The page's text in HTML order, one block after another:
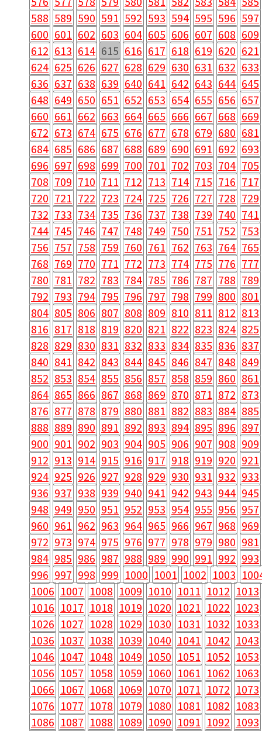
588 589 590 591 592 593 594 595 596 597
600 601 602 603 604 605 606 607 608 609
612 613 614 615 616 617 618 619 620 621
624 625 626 627 628 629 630 631 632 633
636 637 638 639 640 641 642 643 644 645
648 649 650 651 652 653 654 655 656 657
660 661 662 663 664 665 666 667 668 669
672 673 674 675 676 677 678 679 680 681
684 685 686 687 688 689 690 691 692 693
696 697 698 699 700 701 702 703 704 705
708 709 710 711 712 713 714 715 716 717
720 721 722 723 724 725 726 727 728 729
732 733 734 735 736 737 738 739 740 741
744 745 746 747 748 749 750 751 752 753
756 757 758 759 760 761 762 763 764 765
768 769 770 771 772 773 774 775 776 777
780 781 782 783 784 785 786 787 788 789
792 793 794 795 796 797 798 799 800 801
804 805 806 807 808 809 810 811 812 813
816 817 818 819 820 821 822 823 824 825
828 829 830 831 832 833 834 835 836 837
840 841 842 843 844 845 846 847 848 849
852 853 854 855 856 857 858 859 860 861
864 865 866 867 868 869 870 871 872 873
876 877 878 879 880 881 882 883 884 885
888 889 890 891 892 893 894 895 896 897
900 901 902 903 904 905 906 907 908 909
912 913 914 915 916 917 918 919 920 921
924 925 926 927 928 929 930 931 932 933
936 937 938 939 940 941 942 943 944 945
948 949 950 951 952 953 954 955 956 957
960 961 962 963 964 965 966 967 968 969
972 973 974 975 976 977 978 979 980 981
984 985 986 987 988 989 990 991 992 993
996 997 998 999 1000 1001 1002 1003
1006 1007 1008 1009 1010 1011 1012 1013
1016 1017 1018 1019 1020 1021 1022 1023
1026 1027 1028 1029 1030 1031 1032 1033
1036 1037 1038 1039 1040 1041 1042 1043
1046 1047 1048 1049 1050 1051 1052 1053
1056 1057 1058 1059 1060 1061 1062 1063
1066 1067 1068 1069 1070 1071 1072 1073
1076 1077 1078 1079 1080 1081 1082 1083
1086 1087 1088 1089 1090 1091 1092 1093